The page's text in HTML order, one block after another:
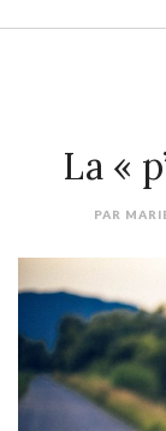
La «
PAR